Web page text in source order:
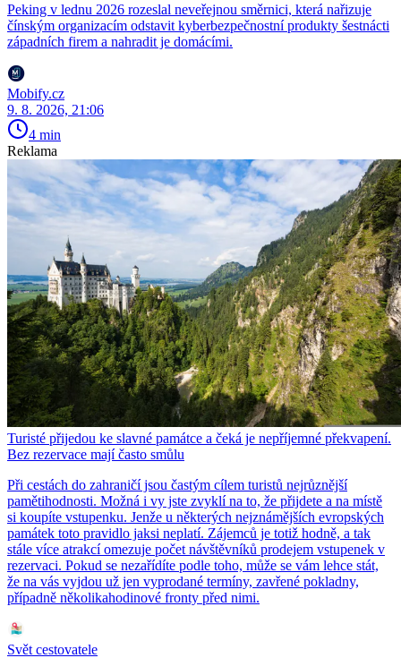
Peking v lednu 2026 rozeslal neveřejnou směrnici, která nařizuje
čínským organizacím odstavit kyberbezpečnostní produkty šestnácti
západních firem a nahradit je domácími.
Mobify.cz
9. 8. 2026, 21:06
4 min
Reklama
Turisté přijedou ke slavné památce a čeká je nepříjemné překvapení.
Bez rezervace mají často smůlu
Při cestách do zahraničí jsou častým cílem turistů nejrůznější
pamětihodnosti. Možná i vy jste zvyklí na to, že přijdete a na místě
si koupíte vstupenku. Jenže u některých nejznámějších evropských
památek toto pravidlo jaksi neplatí. Zájemců je totiž hodně, a tak
stále více atrakcí omezuje počet návštěvníků prodejem vstupenek v
rezervaci. Pokud se nezařídíte podle toho, může se vám lehce stát,
že na vás vyjdou už jen vyprodané termíny, zavřené pokladny,
případně několikahodinové fronty před nimi.
Svět cestovatele